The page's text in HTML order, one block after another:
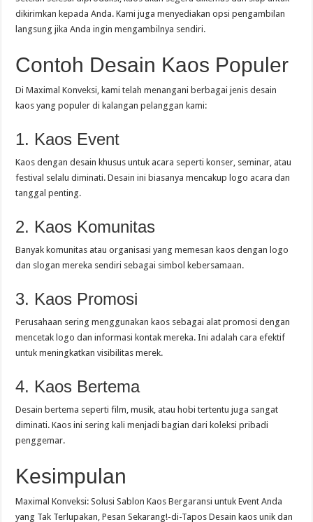
dikirimkan kepada Anda. Kami juga menyediakan opsi pengambilan
langsung jika Anda ingin mengambilnya sendiri.
Contoh Desain Kaos Populer
Di Maximal Konveksi, kami telah menangani berbagai jenis desain
kaos yang populer di kalangan pelanggan kami:
1. Kaos Event
Kaos dengan desain khusus untuk acara seperti konser, seminar, atau
festival selalu diminati. Desain ini biasanya mencakup logo acara dan
tanggal penting.
2. Kaos Komunitas
Banyak komunitas atau organisasi yang memesan kaos dengan logo
dan slogan mereka sendiri sebagai simbol kebersamaan.
3. Kaos Promosi
Perusahaan sering menggunakan kaos sebagai alat promosi dengan
mencetak logo dan informasi kontak mereka. Ini adalah cara efektif
untuk meningkatkan visibilitas merek.
4. Kaos Bertema
Desain bertema seperti film, musik, atau hobi tertentu juga sangat
diminati. Kaos ini sering kali menjadi bagian dari koleksi pribadi
penggemar.
Kesimpulan
Maximal Konveksi: Solusi Sablon Kaos Bergaransi untuk Event Anda
yang Tak Terlupakan, Pesan Sekarang!-di-Tapos Desain kaos unik dan